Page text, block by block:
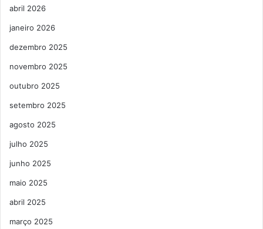
abril 2026
janeiro 2026
dezembro 2025
novembro 2025
outubro 2025
setembro 2025
agosto 2025
julho 2025
junho 2025
maio 2025
abril 2025
março 2025